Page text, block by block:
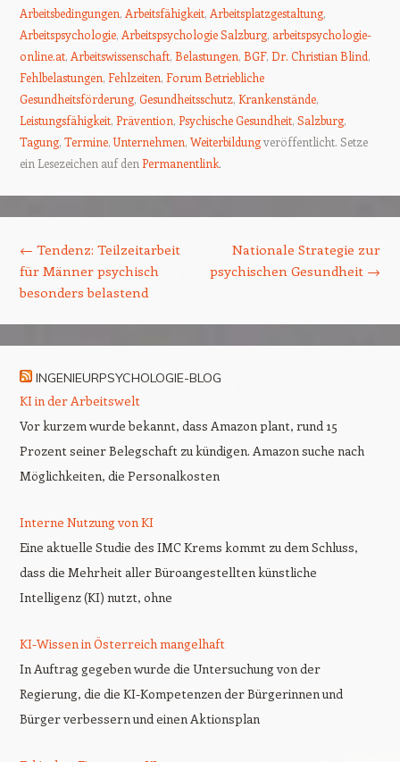
Arbeitsbedingungen, Arbeitsfähigkeit, Arbeitsplatzgestaltung,
Arbeitspsychologie, Arbeitspsychologie Salzburg, arbeitspsychologie-
online.at, Arbeitswissenschaft, Belastungen, BGF, Dr. Christian Blind,
Fehlbelastungen, Fehlzeiten, Forum Betriebliche
Gesundheitsförderung, Gesundheitsschutz, Krankenstände,
Leistungsfähigkeit, Prävention, Psychische Gesundheit, Salzburg,
Tagung, Termine,Unternehmen, Weiterbildungveröffentlicht. Setze
ein Lesezeichen auf den Permanentlink.
← Tendenz: Teilzeitarbeit
für Männer psychisch
besonders belastend
Nationale Strategie zur
psychischen Gesundheit →
INGENIEURPSYCHOLOGIE-BLOG
KI in der Arbeitswelt
Vor kurzem wurde bekannt, dass Amazon plant, rund 15
Prozent seiner Belegschaft zu kündigen. Amazon suche nach
Möglichkeiten, die Personalkosten
Interne Nutzung von KI
Eine aktuelle Studie des IMC Krems kommt zu dem Schluss,
dass die Mehrheit aller Büroangestellten künstliche
Intelligenz (KI) nutzt, ohne
KI-Wissen in Österreich mangelhaft
In Auftrag gegeben wurde die Untersuchung von der
Regierung, die die KI-Kompetenzen der Bürgerinnen und
Bürger verbessern und einen Aktionsplan